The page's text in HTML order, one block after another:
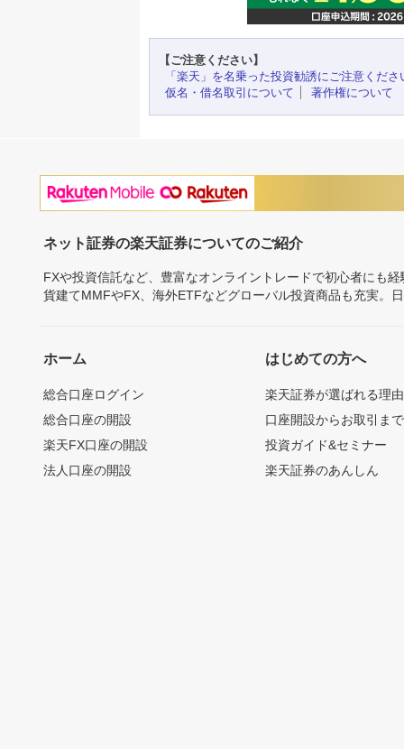
【ご注意ください】
「楽天」を名乗った投資勧誘にご注意くださ
仮名・借名取引について
著作権について
ネット証券の楽天証券についてのご紹介
FXや投資信託など、豊富なオンライントレードで初心者にも
貨建てMMFやFX、海外ETFなどグローバル投資商品も充実。
ホーム
総合口座ログイン
総合口座の開設
楽天FX口座の開設
法人口座の開設
はじめての方へ
楽天証券が選ばれる理由
口座開設からお取引ま
投資ガイド&セミナー
楽天証券のあんしん